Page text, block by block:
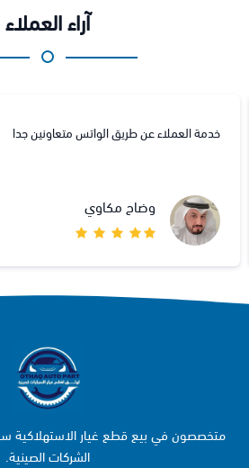
آراء العملاء
خدمة العملاء عن طريق الواتس متعاونين جدا
وضاح مكاوي
متخصصون في بيع قطع غيار الاستهلاكية
الشركات الصينية.